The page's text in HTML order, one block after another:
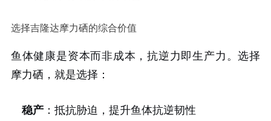
选择吉隆达摩力硒的综合价值
鱼体健康是资本而非成本，抗逆力即生产力。选择
摩力硒，就是选择：
稳产：抵抗胁迫，提升鱼体抗逆韧性